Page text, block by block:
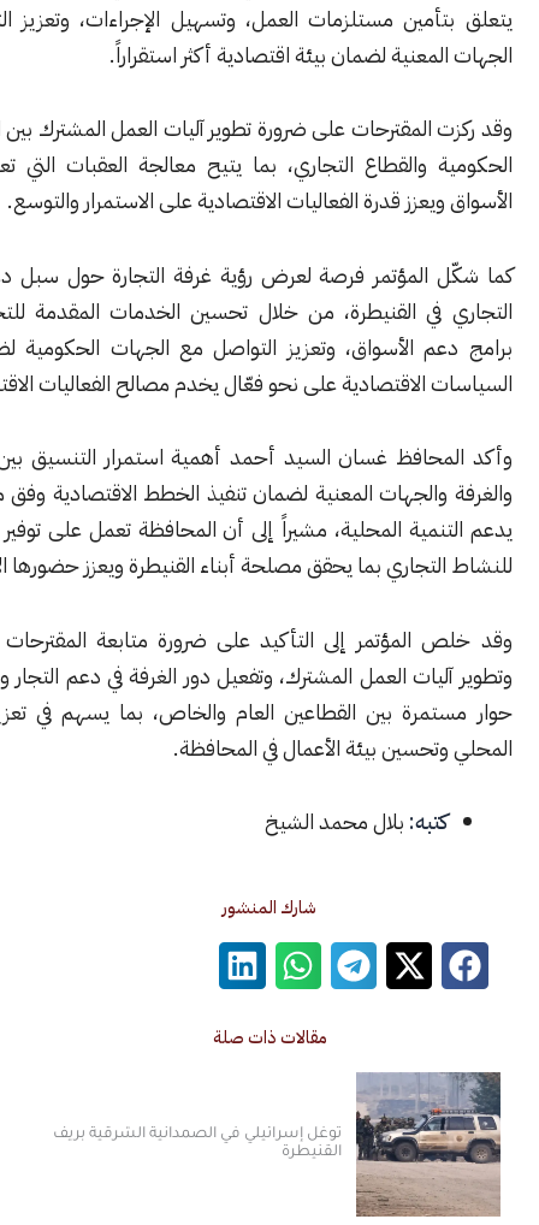
مستلزمات العمل، وتسهيل الإجراءات، وتعزيز التنسيق بين
لضمان بيئة اقتصادية أكثر استقراراً.
المقترحات على ضرورة تطوير آليات العمل المشترك بين المؤسسات
والقطاع التجاري، بما يتيح معالجة العقبات التي تعترض حركة
قدرة الفعاليات الاقتصادية على الاستمرار والتوسع.
المؤتمر فرصة لعرض رؤية غرفة التجارة حول سبل دعم النشاط
في القنيطرة، من خلال تحسين الخدمات المقدمة للتجار، وتطوير
الأسواق، وتعزيز التواصل مع الجهات الحكومية لضمان تنفيذ
الاقتصادية على نحو فعّال يخدم مصالح الفعاليات الاقتصادية.
غسان السيد أحمد أهمية استمرار التنسيق بين المحافظة
والجهات المعنية لضمان تنفيذ الخطط الاقتصادية وفق مسار واضح
المحلية، مشيراً إلى أن المحافظة تعمل على توفير بيئة داعمة
بما يحقق مصلحة أبناء القنيطرة ويعزز حضورها الاقتصادي.
المؤتمر إلى التأكيد على ضرورة متابعة المقترحات المطروحة،
العمل المشترك، وتفعيل دور الغرفة في دعم التجار وتوفير منصة
بين القطاعين العام والخاص، بما يسهم في تعزيز الاقتصاد
بيئة الأعمال في المحافظة.
بلال محمد الشيخ
شارك المنشور
مقالات ذات صلة
توغل إسرائيلي في الصمدانية الشرقية بريف
القنيطرة